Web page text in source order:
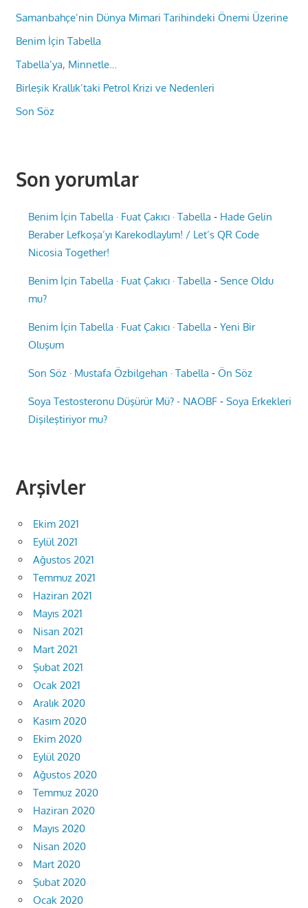
Samanbahçe’nin Dünya Mimari Tarihindeki Önemi Üzerine
Benim İçin Tabella
Tabella’ya, Minnetle…
Birleşik Krallık’taki Petrol Krizi ve Nedenleri
Son Söz
Son yorumlar
Benim İçin Tabella · Fuat Çakıcı · Tabella - Hade Gelin
Beraber Lefkoşa’yı Karekodlaylım! / Let’s QR Code
Nicosia Together!
Benim İçin Tabella · Fuat Çakıcı · Tabella -Sence Oldu
mu?
Benim İçin Tabella · Fuat Çakıcı · Tabella -Yeni Bir
Oluşum
Son Söz · Mustafa Özbilgehan · Tabella -Ön Söz
Soya Testosteronu Düşürür Mü? - NAOBF -Soya Erkekleri
Dişileştiriyor mu?
Arşivler
Ekim 2021
Eylül 2021
Ağustos 2021
Temmuz 2021
Haziran 2021
Mayıs 2021
Nisan 2021
Mart 2021
Şubat 2021
Ocak 2021
Aralık 2020
Kasım 2020
Ekim 2020
Eylül 2020
Ağustos 2020
Temmuz 2020
Haziran 2020
Mayıs 2020
Nisan 2020
Mart 2020
Şubat 2020
Ocak 2020